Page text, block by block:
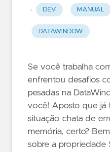
· DEV MANUAL
DATAWINDOW
Se você trabalha
enfrentou desafios
pesadas na
você! Aposto que já
situação chata de
memória, certo?
sobre a propriedade